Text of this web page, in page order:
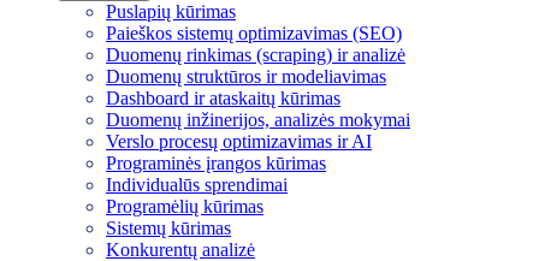
Puslapių kūrimas
Paieškos sistemų optimizavimas (SEO)
Duomenų rinkimas (scraping) ir analizė
Duomenų struktūros ir modeliavimas
Dashboard ir ataskaitų kūrimas
Duomenų inžinerijos, analizės mokymai
Verslo procesų optimizavimas ir AI
Programinės įrangos kūrimas
Individualūs sprendimai
Programėlių kūrimas
Sistemų kūrimas
Konkurentų analizė